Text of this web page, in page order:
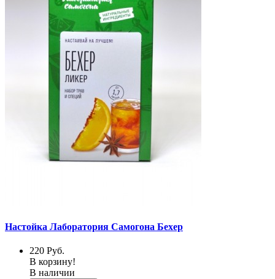
Настойка Лаборатория Самогона Бехер
220 Руб.
В корзину!
В наличии